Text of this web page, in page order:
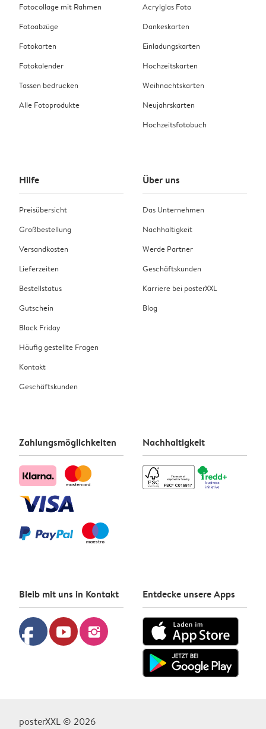
Fotocollage mit Rahmen
Fotoabzüge
Fotokarten
Fotokalender
Tassen bedrucken
Alle Fotoprodukte
Acrylglas Foto
Dankeskarten
Einladungskarten
Hochzeitskarten
Weihnachtskarten
Neujahrskarten
Hochzeitsfotobuch
Hilfe
Preisübersicht
Großbestellung
Versandkosten
Lieferzeiten
Bestellstatus
Gutschein
Black Friday
Häufig gestellte Fragen
Kontakt
Geschäftskunden
Über uns
Das Unternehmen
Nachhaltigkeit
Werde Partner
Geschäftskunden
Karriere bei posterXXL
Blog
Zahlungsmöglichkeiten Nachhaltigkeit
Bleib mit uns in Kontakt
facebook youtube instagram
Entdecke unsere Apps
posterXXL © 2026